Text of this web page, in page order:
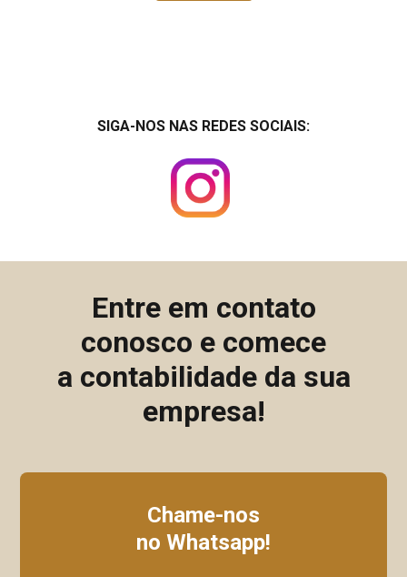
SIGA-NOS NAS REDES SOCIAIS:
Entre em contato
conosco e comece
a contabilidade da sua
empresa!
Chame-nos
no Whatsapp!